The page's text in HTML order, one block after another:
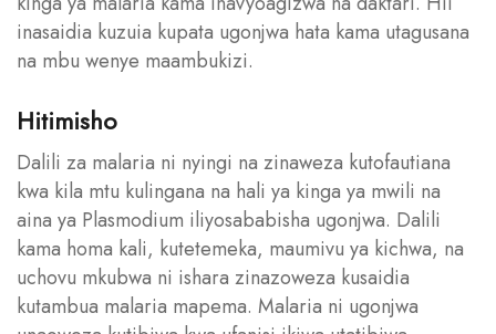
inasaidia kuzuia kupata ugonjwa hata kama utagusana
na mbu wenye maambukizi.
Hitimisho
Dalili za malaria ni nyingi na zinaweza kutofautiana
kwa kila mtu kulingana na hali ya kinga ya mwili na
aina ya Plasmodium iliyosababisha ugonjwa. Dalili
kama homa kali, kutetemeka, maumivu ya kichwa, na
uchovu mkubwa ni ishara zinazoweza kusaidia
kutambua malaria mapema. Malaria ni ugonjwa